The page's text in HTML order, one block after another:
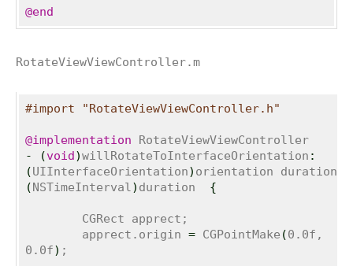
@end
RotateViewViewController.m
#import "RotateViewViewController.h"
@implementation
-
(void)willRotateToInterfaceOrientation :
(UIInterfaceOrientation) orientation duration
(NSTimeInterval ) duration {
	apprect.origin
= CGPointMake (0.0f,
0.0f) ;